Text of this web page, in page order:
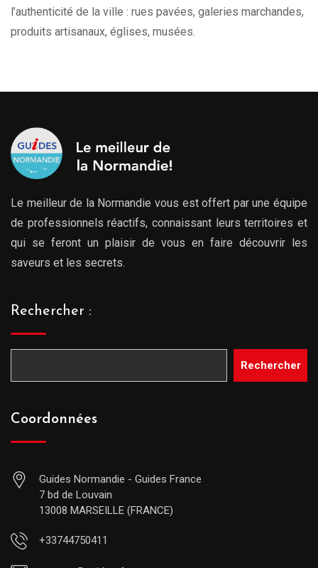
l’authenticité de la ville : rues pavées, galeries marchandes,
produits artisanaux, églises, musées.
Le meilleur de la Normandie vous est offert par une équipe
de professionnels réactifs, connaissant leurs territoires et
qui se feront un plaisir de vous en faire découvrir les
saveurs et les secrets.
Rechercher :
Rechercher
Coordonnées
Guides Normandie - Guides France
7 bd de Louvain
13008 MARSEILLE (FRANCE)
+33744750411